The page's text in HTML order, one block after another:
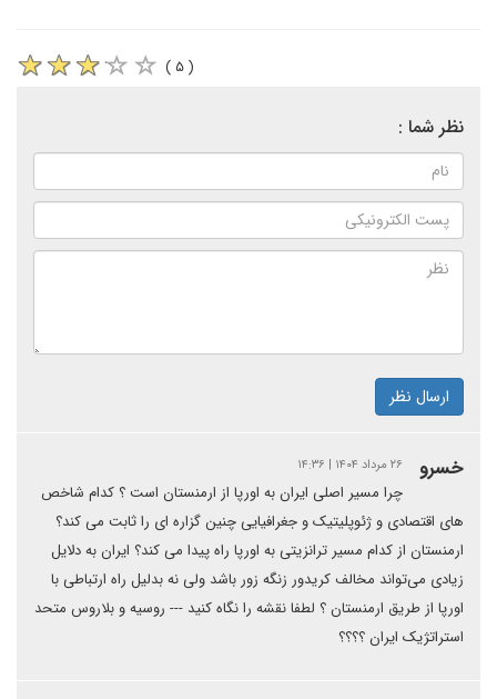
( ۵ )
نظر شما :
ارسال نظر
خسرو ۲۶ مرداد ۱۴۰۴ | ۱۴:۳۶
چرا مسیر اصلی ایران به اورپا از ارمنستان است ؟ کدام شاخص
های اقتصادی و ژئوپلیتیک و جغرافیایی چنین گزاره ای را ثابت می کند؟
ارمنستان از کدام مسیر ترانزیتی به اورپا راه پیدا می کند؟ ایران به دلایل
زیادی می‌تواند مخالف کریدور زنگه زور باشد ولی نه بدلیل راه ارتباطی با
اورپا از طریق ارمنستان ؟ لطفا نقشه را نگاه کنید --- روسیه و بلاروس متحد
استراتژیک ایران ؟؟؟؟